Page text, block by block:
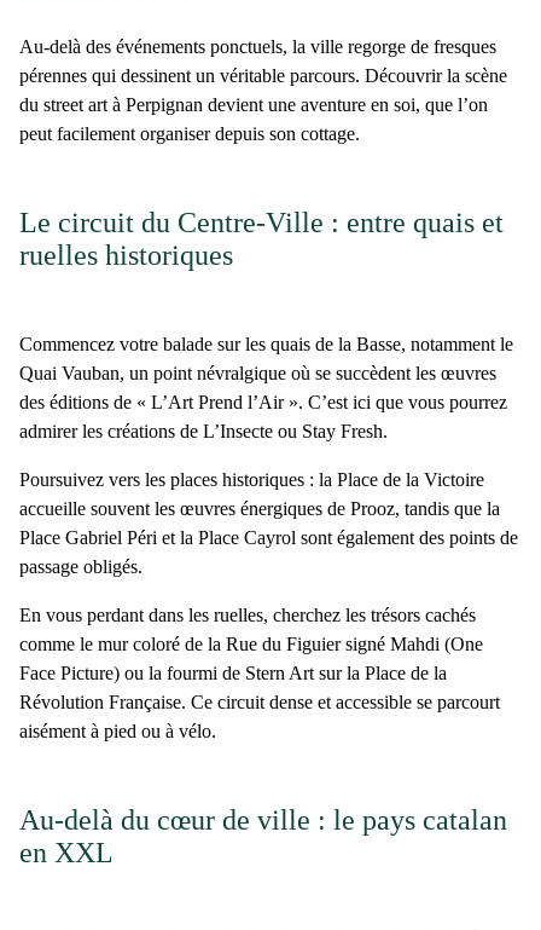
Au-delà des événements ponctuels, la ville regorge de fresques
pérennes qui dessinent un véritable parcours. Découvrir la scène
du street art à Perpignan devient une aventure en soi, que l’on
peut facilement organiser depuis son cottage.
Le circuit du Centre-Ville : entre quais et
ruelles historiques
Commencez votre balade sur les quais de la Basse, notamment le
Quai Vauban, un point névralgique où se succèdent les œuvres
des éditions de « L’Art Prend l’Air ». C’est ici que vous pourrez
admirer les créations de L’Insecte ou Stay Fresh.
Poursuivez vers les places historiques : la Place de la Victoire
accueille souvent les œuvres énergiques de Prooz, tandis que la
Place Gabriel Péri et la Place Cayrol sont également des points de
passage obligés.
En vous perdant dans les ruelles, cherchez les trésors cachés
comme le mur coloré de la Rue du Figuiersigné Mahdi (One
Face Picture) ou la fourmi de Stern Art sur la Place de la
Révolution Française. Ce circuit dense et accessible se parcourt
aisément à pied ou à vélo.
Au-delà du cœur de ville : le pays catalan
en XXL